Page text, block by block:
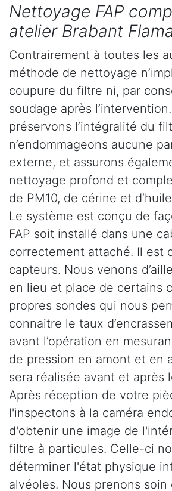
Nettoyage FAP
atelier Brabant
Contrairement à toutes les
méthode de nettoyage
coupure du filtre ni, par
soudage après
préservons l’intégralité du
n’endommageons aucune
externe, et assurons
nettoyage profond et
de PM10, de cérine et
Le système est conçu de
FAP soit installé dans une
correctement attaché. Il est
capteurs. Nous venons
en lieu et place de certains
propres sondes qui nous
connaitre le taux
avant l’opération en
de pression en amont et en
sera réalisée avant et après
Après réception de votre
l'inspectons à la caméra
d'obtenir une image de
filtre à particules. Celle-ci
déterminer l'état physique
alvéoles. Nous prenons